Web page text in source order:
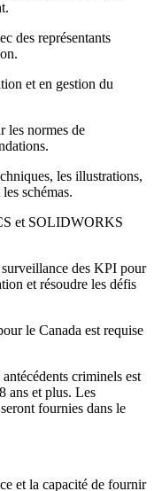
des représentants
et en gestion du
les normes de
les illustrations,
schémas.
et SOLIDWORKS
des KPI pour
et résoudre les défis
le Canada est requise
criminels est
ans et plus. Les
fournies dans le
et la capacité de fournir